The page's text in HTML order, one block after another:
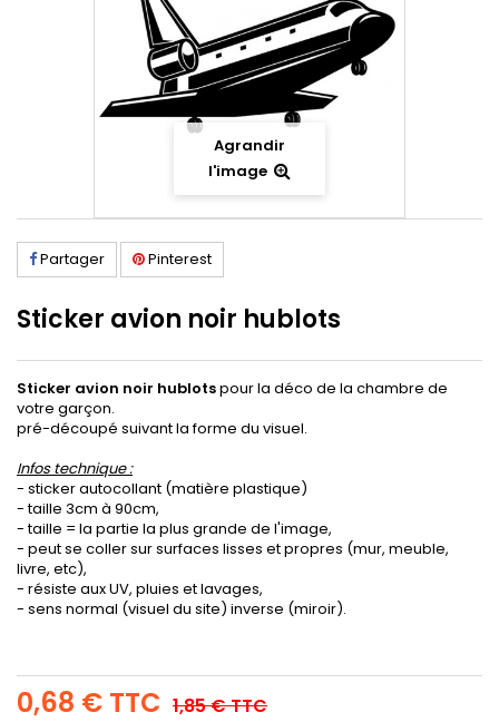
Agrandir
l'image
Partager Pinterest
Sticker avion noir hublots
Sticker avion noir hublotspour la déco de la chambre de
votre garçon.
pré-découpé suivant la forme du visuel.
Infos technique :
- sticker autocollant (matière plastique)
- taille 3cm à 90cm,
- taille = la partie la plus grande de l'image,
- peut se coller sur surfaces lisses et propres (mur, meuble,
livre, etc),
- résiste aux UV, pluies et lavages,
- sens normal (visuel du site) inverse (miroir).
0,68 € TTC 1,85 €TTC